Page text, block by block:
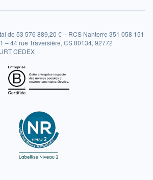
de 53 576 889,20 € – RCS Nanterre 351 058 151
– 44 rue Traversière, CS 80134, 92772
CEDEX